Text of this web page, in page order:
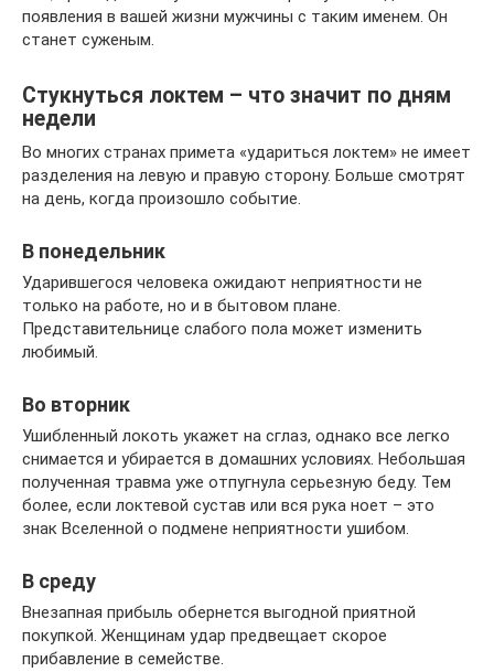
появления в вашей жизни мужчины с таким именем. Он
станет суженым.
Стукнуться локтем – что значит по дням
недели
Во многих странах примета «удариться локтем» не имеет
разделения на левую и правую сторону. Больше смотрят
на день, когда произошло событие.
В понедельник
Ударившегося человека ожидают неприятности не
только на работе, но и в бытовом плане.
Представительнице слабого пола может изменить
любимый.
Во вторник
Ушибленный локоть укажет на сглаз, однако все легко
снимается и убирается в домашних условиях. Небольшая
полученная травма уже отпугнула серьезную беду. Тем
более, если локтевой сустав или вся рука ноет – это
знак Вселенной о подмене неприятности ушибом.
В среду
Внезапная прибыль обернется выгодной приятной
покупкой. Женщинам удар предвещает скорое
прибавление в семействе.